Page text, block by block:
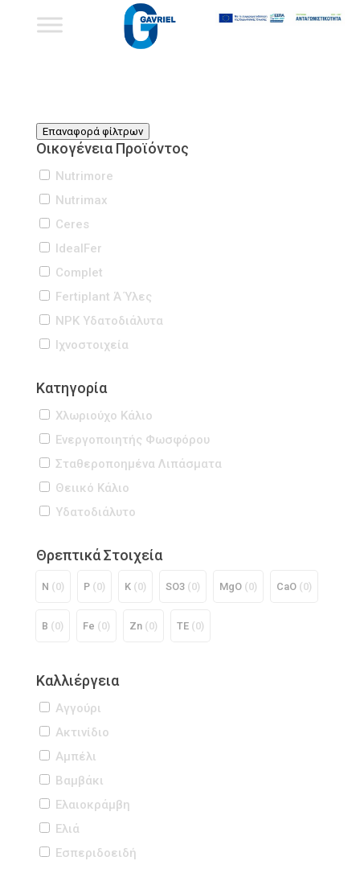
Επαναφορά φίλτρων
Οικογένεια Προϊόντος
Nutrimore
Nutrimax
Ceres
IdealFer
Complet
Fertiplant Ά Ύλες
NPK Υδατοδιάλυτα
Iχνοστοιχεία
Κατηγορία
Χλωριούχο Κάλιο
Ενεργοποιητής Φωσφόρου
Σταθεροποημένα Λιπάσματα
Θειικό Κάλιο
Υδατοδιάλυτο
Θρεπτικά Στοιχεία
Ν (0) P (0) K (0) SO3 (0) MgO (0) CaO (0)
B (0) Fe (0) Zn (0) TE (0)
Καλλιέργεια
Αγγούρι
Ακτινίδιο
Αμπέλι
Βαμβάκι
Ελαιοκράμβη
Ελιά
Εσπεριδοειδή